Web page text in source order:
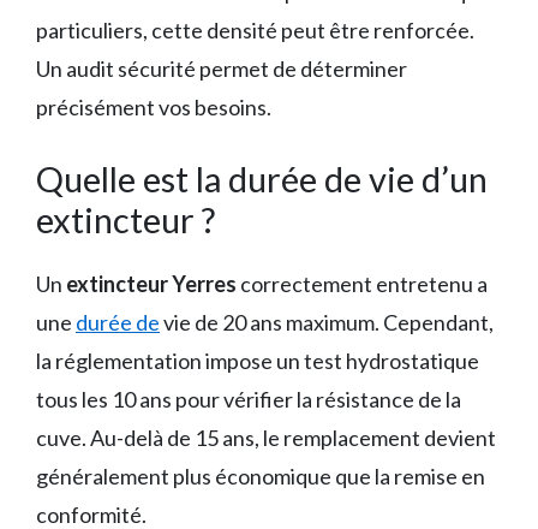
particuliers, cette densité peut être renforcée.
Un audit sécurité permet de déterminer
précisément vos besoins.
Quelle est la durée de vie d’un
extincteur ?
Un extincteur Yerres correctement entretenu a
une durée devie de 20 ans maximum. Cependant,
la réglementation impose un test hydrostatique
tous les 10 ans pour vérifier la résistance de la
cuve. Au-delà de 15 ans, le remplacement devient
généralement plus économique que la remise en
conformité.